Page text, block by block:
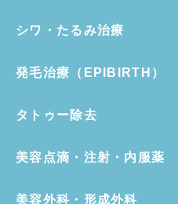
シワ・たるみ治療
発毛治療（EPIBIRTH）
タトゥー除去
美容点滴・注射・内服薬
美容外科・形成外科